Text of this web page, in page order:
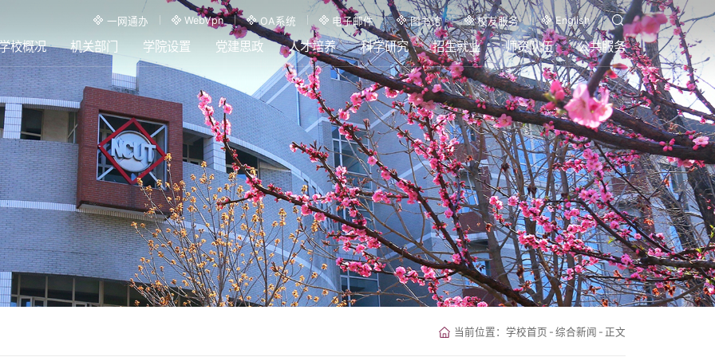
一网通办 WebVpn OA系统 电子邮件 图书馆 校友服务 English
校概况 机关部门 学院设置 党建思政 人才培养 科学研究 招生就业 师资队伍 公共服务
当前位置： 学校首页 - 综合新闻 - 正文